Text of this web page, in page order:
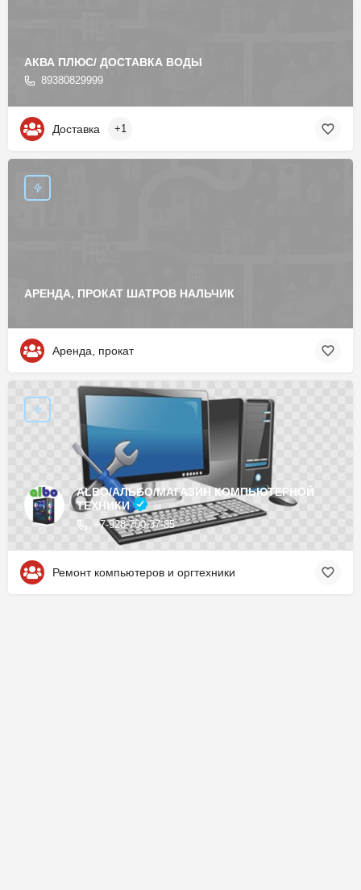
АКВА ПЛЮС/ ДОСТАВКА ВОДЫ
89380829999
Доставка +1
АРЕНДА, ПРОКАТ ШАТРОВ НАЛЬЧИК
Аренда, прокат
ALBO/АЛЬБО/МАГАЗИН КОМПЬЮТЕРНОЙ
ТЕХНИКИ
+7-928-700-37-85
Ремонт компьютеров и оргтехники